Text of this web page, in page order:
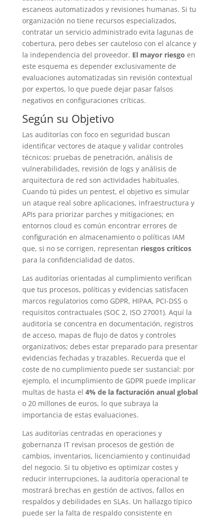
escaneos automatizados y revisiones humanas. Si tu
organización no tiene recursos especializados,
contratar un servicio administrado evita lagunas de
cobertura, pero debes ser cauteloso con el alcance y
la independencia del proveedor. El mayor riesgo en
este esquema es depender exclusivamente de
evaluaciones automatizadas sin revisión contextual
por expertos, lo que puede dejar pasar falsos
negativos en configuraciones críticas.
Según su Objetivo
Las auditorías con foco en seguridad buscan
identificar vectores de ataque y validar controles
técnicos: pruebas de penetración, análisis de
vulnerabilidades, revisión de logs y análisis de
arquitectura de red son actividades habituales.
Cuando tú pides un pentest, el objetivo es simular
un ataque real sobre aplicaciones, infraestructura y
APIs para priorizar parches y mitigaciones; en
entornos cloud es común encontrar errores de
configuración en almacenamiento o políticas IAM
que, si no se corrigen, representan riesgos críticos
para la confidencialidad de datos.
Las auditorías orientadas al cumplimiento verifican
que tus procesos, políticas y evidencias satisfacen
marcos regulatorios como GDPR, HIPAA, PCI-DSS o
requisitos contractuales (SOC 2, ISO 27001). Aquí la
auditoría se concentra en documentación, registros
de acceso, mapas de flujo de datos y controles
organizativos; debes estar preparado para presentar
evidencias fechadas y trazables. Recuerda que el
coste de no cumplimiento puede ser sustancial: por
ejemplo, el incumplimiento de GDPR puede implicar
multas de hasta el 4% de la facturación anual global
o 20 millones de euros, lo que subraya la
importancia de estas evaluaciones.
Las auditorías centradas en operaciones y
gobernanza IT revisan procesos de gestión de
cambios, inventarios, licenciamiento y continuidad
del negocio. Si tu objetivo es optimizar costes y
reducir interrupciones, la auditoría operacional te
mostrará brechas en gestión de activos, fallos en
respaldos y debilidades en SLAs. Un hallazgo típico
puede ser la falta de respaldo consistente en